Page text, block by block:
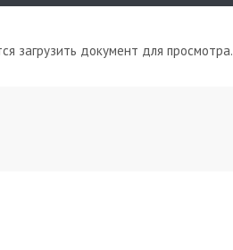
загрузить документ для просмотра.